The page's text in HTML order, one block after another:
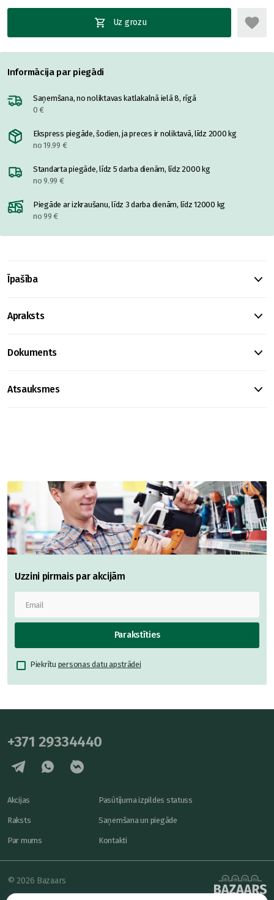
Uz grozu
Informācija par piegādi
Saņemšana, no noliktavas katlakalnā ielā 8, rīgā
0 €
Ekspress piegāde, šodien, ja preces ir noliktavā, līdz 2000 kg
no 19.99 €
Standarta piegāde, līdz 5 darba dienām, līdz 2000 kg
no 9.99 €
Piegāde ar izkraušanu, līdz 3 darba dienām, līdz 12000 kg
no 99 €
Īpašība
Apraksts
Dokuments
Atsauksmes
Uzzini pirmais par akcijām
Parakstīties
Piekrītu personas datu apstrādei
+371 29334440
Akcijas
Raksts
Par mums
Pasūtījuma izpildes statuss
Saņemšana un piegāde
Kontakti
© 2026 Bazaars